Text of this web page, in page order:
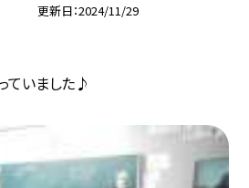
更新日 2024/11/29
ていました♪